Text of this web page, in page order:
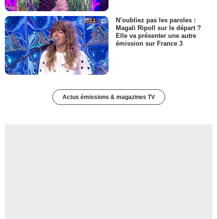
N’oubliez pas les paroles :
Magali Ripoll sur le départ ?
Elle va présenter une autre
émission sur France 3
Actus émissions & magazines TV